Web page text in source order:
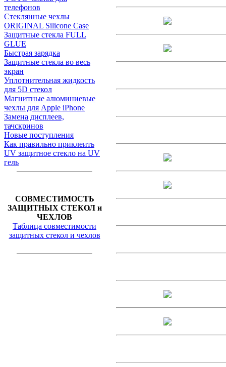
телефонов
Стеклянные чехлы
ORIGINAL Silicone Case
Защитные стекла FULL
GLUE
Быстрая зарядка
Защитные стекла во весь
экран
Уплотнительная жидкость
для 5D стекол
Магнитные алюминиевые
чехлы для Apple iPhone
Замена дисплеев,
тачскринов
Новые поступления
Как правильно приклеить
UV защитное стекло на UV
гель
СОВМЕСТИМОСТЬ
ЗАЩИТНЫХ СТЕКОЛ и
ЧЕХЛОВ
Таблица совместимости
защитных стекол и чехлов